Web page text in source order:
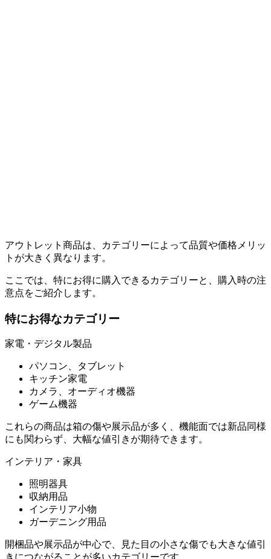
アウトレット商品は、カテゴリーによって品質や価格メリッ
トが大きく異なります。
ここでは、特にお得に購入できるカテゴリーと、購入時の注
意点をご紹介します。
特にお得なカテゴリー
家電・デジタル製品
パソコン、タブレット
キッチン家電
カメラ、オーディオ機器
ゲーム機器
これらの商品は箱の傷や展示品が多く、機能面では新品同様
にも関わらず、大幅な値引きが期待できます。
インテリア・家具
照明器具
収納用品
インテリア小物
ガーデニング用品
開梱品や展示品が中心で、見た目の小さな傷でも大きな値引